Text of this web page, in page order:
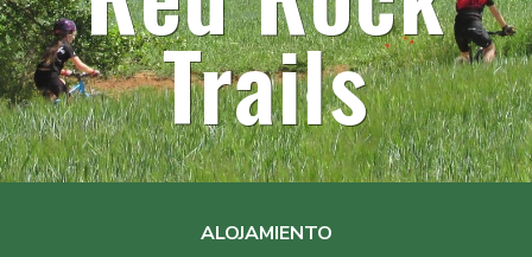
Trails
ALOJAMIENTO